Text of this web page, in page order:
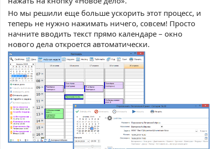
Но мы решили еще больше ускорить этот процесс, и
теперь не нужно нажимать ничего, совсем! Просто
начните вводить текст прямо календаре – окно
нового дела откроется автоматически.